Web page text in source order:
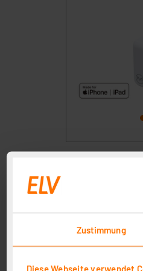
Zustimmung
Diese Webseite verwendet